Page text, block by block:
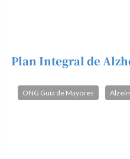
Plan Integral de
ONG Guía de Mayores